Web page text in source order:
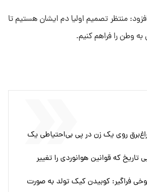
منتظر تصمیم اولیا دم ایشان هستیم تا
وطن را فراهم کنیم.
روی یک زن در پی بی‌احتیاطی یک
تاریخ که قوانین هوانوردی را تغییر
فراگیر: کوبیدن کیک تولد به صورت